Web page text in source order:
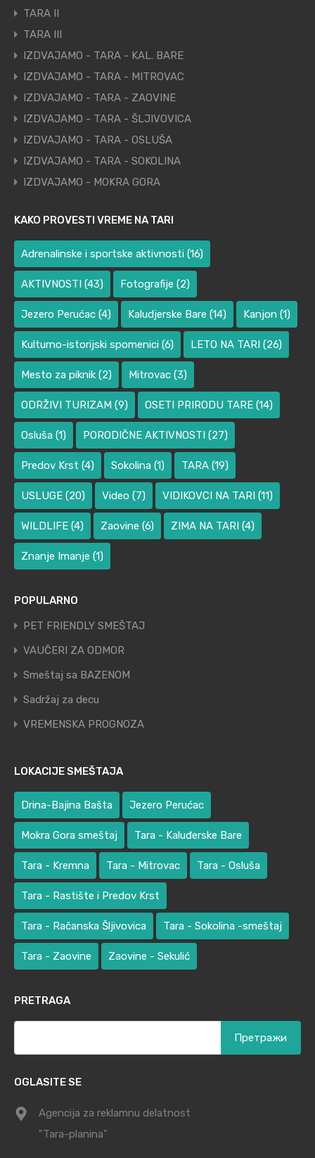
TARA II
TARA III
IZDVAJAMO - TARA - KAL. BARE
IZDVAJAMO - TARA - MITROVAC
IZDVAJAMO - TARA - ZAOVINE
IZDVAJAMO - TARA - ŠLJIVOVICA
IZDVAJAMO - TARA - OSLUŠA
IZDVAJAMO - TARA - SOKOLINA
IZDVAJAMO - MOKRA GORA
KAKO PROVESTI VREME NA TARI
Adrenalinske i sportske aktivnosti (16)
AKTIVNOSTI (43) Fotografije (2)
Jezero Perućac (4) Kaludjerske Bare (14) Kanjon (1)
Kulturno-istorijski spomenici (6) LETO NA TARI (26)
Mesto za piknik (2) Mitrovac (3)
ODRŽIVI TURIZAM (9) OSETI PRIRODU TARE (14)
Osluša (1) PORODIČNE AKTIVNOSTI (27)
Predov Krst (4) Sokolina (1) TARA (19)
USLUGE (20) Video (7) VIDIKOVCI NA TARI (11)
WILDLIFE (4) Zaovine (6) ZIMA NA TARI (4)
Znanje Imanje (1)
POPULARNO
PET FRIENDLY SMEŠTAJ
VAUČERI ZA ODMOR
Smeštaj sa BAZENOM
Sadržaj za decu
VREMENSKA PROGNOZA
LOKACIJE SMEŠTAJA
Drina-Bajina Bašta Jezero Perućac
Mokra Gora smeštaj Tara - Kaluđerske Bare
Tara - Kremna Tara - Mitrovac Tara - Osluša
Tara - Rastište i Predov Krst
Tara - Račanska Šljivovica Tara - Sokolina -smeštaj
Tara - Zaovine Zaovine - Sekulić
PRETRAGA
OGLASITE SE
Agencija za reklamnu delatnost
"Tara-planina"